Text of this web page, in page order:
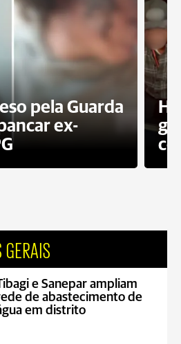
pela Guarda
ex-
e Sanepar ampliam
de abastecimento de
em distrito